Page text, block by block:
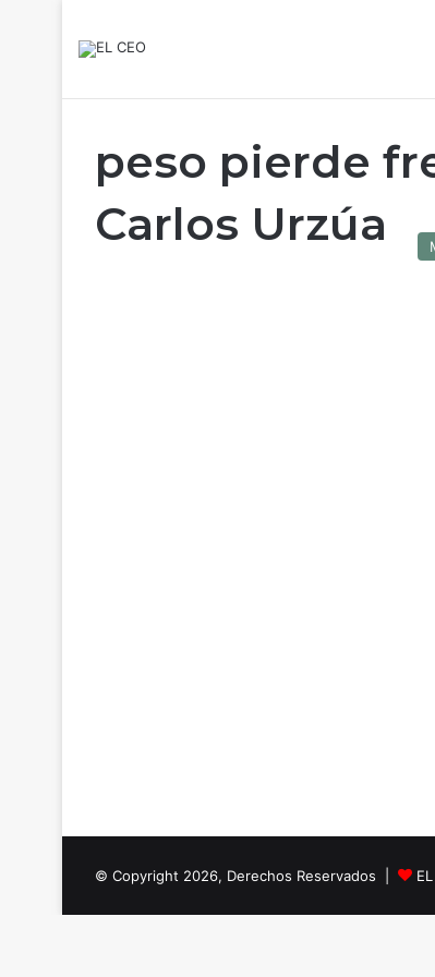
peso pierde
Carlos Urzúa
© Copyright 2026, Derechos Reservados |